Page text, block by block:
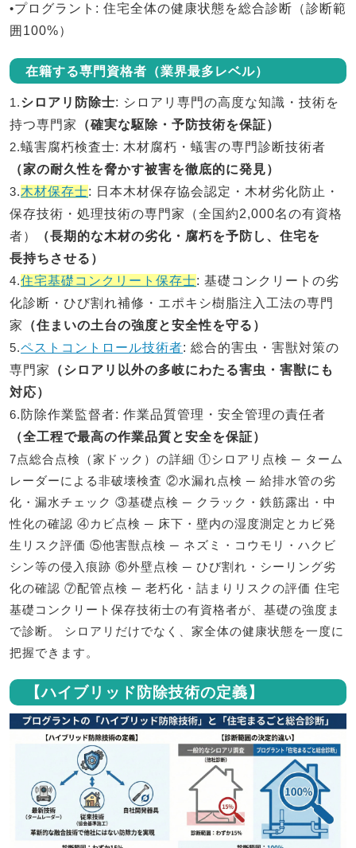
•プログラント : 住宅全体の健康状態を総合診断（診断範
囲100%）
在籍する専門資格者（業界最多レベル）
1.シロアリ防除士: シロアリ専門の高度な知識・技術を
持つ専門家
（確実な駆除・予防技術を保証）
2.蟻害腐朽検査士: 木材腐朽・蟻害の専門診断技術者
（家の耐久性を脅かす被害を徹底的に発見）
3.木材保存士: 日本木材保存協会認定・木材劣化防止・
保存技術・処理技術の専門家（全国約2,000名の有資格
者）
（長期的な木材の劣化・腐朽を予防し、住宅を
長持ちさせる）
4.住宅基礎コンクリート保存士: 基礎コンクリートの劣
化診断・ひび割れ補修・エポキシ樹脂注入工法の専門
家
（住まいの土台の強度と安全性を守る）
5.ペストコントロール技術者: 総合的害虫・害獣対策の
専門家
（シロアリ以外の多岐にわたる害虫・害獣にも
対応）
6. 防除作業監督者: 作業品質管理・安全管理の責任者
（全工程で最高の作業品質と安全を保証）
7点総合点検（家ドック）の詳細 ①シロアリ点検 ─ ターム
レーダーによる非破壊検査 ②水漏れ点検 ─ 給排水管の劣
化・漏水チェック ③基礎点検 ─ クラック・鉄筋露出・中
性化の確認 ④カビ点検 ─ 床下・壁内の湿度測定とカビ発
生リスク評価 ⑤他害獣点検 ─ ネズミ・コウモリ・ハクビ
シン等の侵入痕跡 ⑥外壁点検 ─ ひび割れ・シーリング劣
化の確認 ⑦配管点検 ─ 老朽化・詰まりリスクの評価 住宅
基礎コンクリート保存技術士の有資格者が、基礎の強度ま
で診断。 シロアリだけでなく、家全体の健康状態を一度に
把握できます。
【ハイブリッド防除技術の定義】